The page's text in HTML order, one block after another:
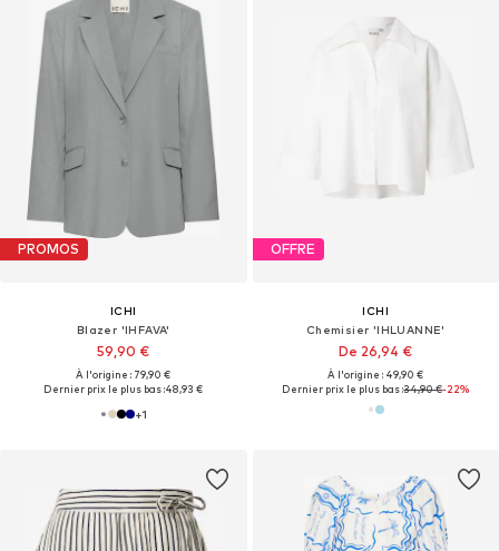
PROMOS
ICHI
Blazer 'IHFAVA'
59,90 €
À l'origine : 79,90 €
Dernier prix le plus bas :48,93 €
+1
OFFRE
ICHI
Chemisier 'IHLUANNE'
De 26,94 €
À l'origine : 49,90 €
Dernier prix le plus bas :34,90 €-22%